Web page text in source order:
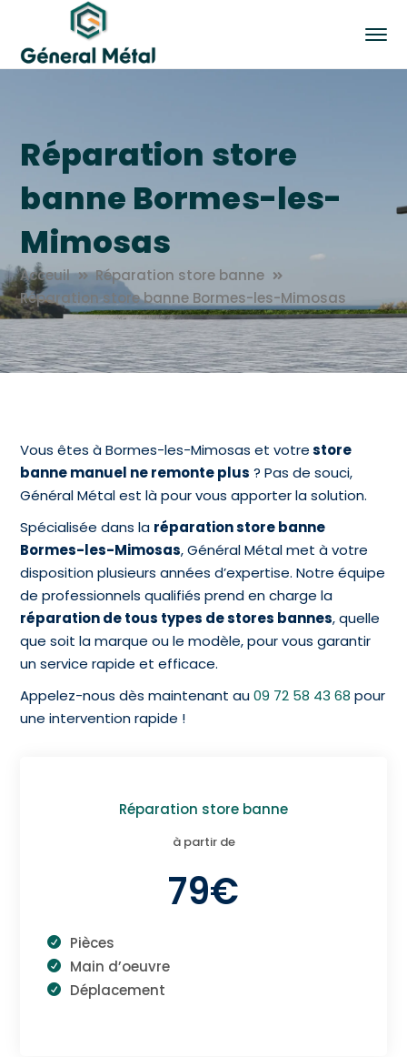
Réparation store
banne Bormes-les-
Mimosas
Acceuil
Réparation store banne
Réparation store banne Bormes-les-Mimosas
Vous êtes à Bormes-les-Mimosas et votrestore
banne manuel ne remonte plus ? Pas de souci,
Général Métal est là pour vous apporter la solution.
Spécialisée dans la réparation store banne
Bormes-les-Mimosas, Général Métal met à votre
disposition plusieurs années d’expertise. Notre équipe
de professionnels qualifiés prend en charge la
réparation de tous types de stores bannes, quelle
que soit la marque ou le modèle, pour vous garantir
un service rapide et efficace.
Appelez-nous dès maintenant au09 72 58 43 68 pour
une intervention rapide !
Réparation store banne
à partir de
79€
Pièces
Main d’oeuvre
Déplacement